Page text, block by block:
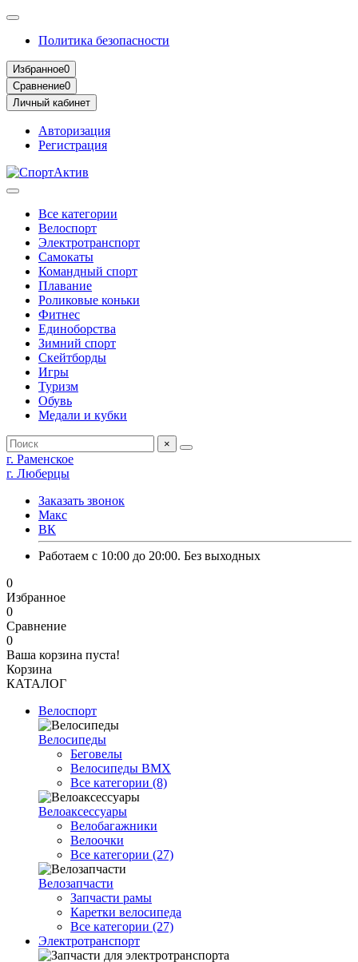
Политика безопасности
Избранное0
Сравнение0
Личный кабинет
Авторизация
Регистрация
Все категории
Велоспорт
Электротранспорт
Самокаты
Командный спорт
Плавание
Роликовые коньки
Фитнес
Единоборства
Зимний спорт
Скейтборды
Игры
Туризм
Обувь
Медали и кубки
×
г. Раменское
г. Люберцы
Заказать звонок
Макс
ВК
Работаем с 10:00 до 20:00. Без выходных
0
Избранное
0
Сравнение
0
Ваша корзина пуста!
Корзина
КАТАЛОГ
Велоспорт
Велосипеды
Беговелы
Велосипеды BMX
Все категории (8)
Велоаксессуары
Велобагажники
Велоочки
Все категории (27)
Велозапчасти
Запчасти рамы
Каретки велосипеда
Все категории (27)
Электротранспорт